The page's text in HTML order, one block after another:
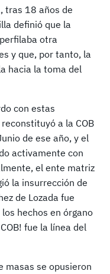
tras 18 años de
definió que la
otra
y que, por tanto, la
hacia la toma del
con estas
a la COB
de ese año, y el
activamente con
el ente matriz
la insurrección de
de Lozada fue
hechos en órgano
fue la línea del
masas se opusieron